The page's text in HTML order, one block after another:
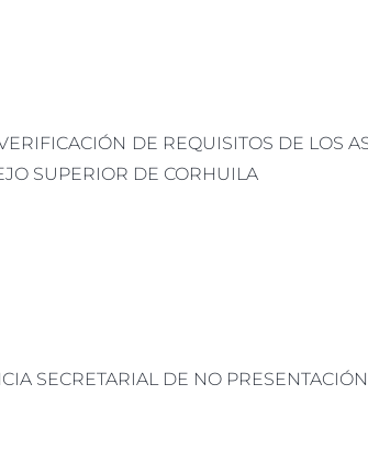
DE REQUISITOS DE LOS
SUPERIOR DE CORHUILA
SECRETARIAL DE NO